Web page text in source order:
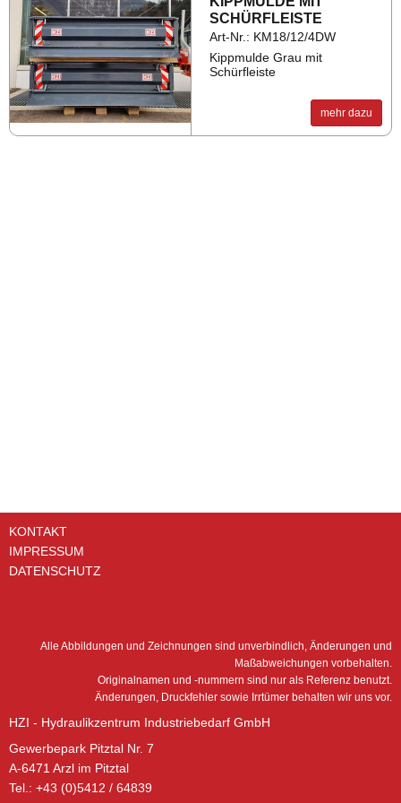
SCHÜRFLEIS­TE
Art-Nr.: KM18/12/4DW
Kippmulde Grau mit
Schürfleiste
mehr dazu
KONTAKT
IMPRESSUM
DATENSCHUTZ
Alle Abbildungen und Zeichnungen sind unverbindlich, Änderungen und
Maßabweichungen vorbehalten.
Originalnamen und -nummern sind nur als Referenz benutzt.
Änderungen, Druckfehler sowie Irrtümer behalten wir uns vor.
HZI - Hydraulikzentrum Industriebedarf GmbH
Gewerbepark Pitztal Nr. 7
A-6471 Arzl im Pitztal
Tel.: +43 (0)5412 / 64839